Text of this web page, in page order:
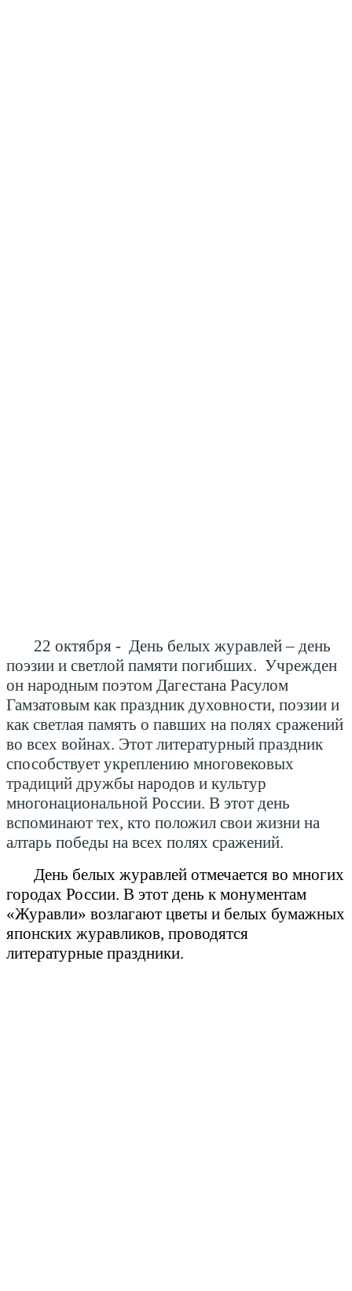
22 октября - День белых журавлей – день
поэзии и светлой памяти погибших. Учрежден
он народным поэтом Дагестана Расулом
Гамзатовым как праздник духовности, поэзии и
как светлая память о павших на полях сражений
во всех войнах. Этот литературный праздник
способствует укреплению многовековых
традиций дружбы народов и культур
многонациональной России. В этот день
вспоминают тех, кто положил свои жизни на
алтарь победы на всех полях сражений.
День белых журавлей отмечается во многих
городах России. В этот день к монументам
«Журавли» возлагают цветы и белых бумажных
японских журавликов, проводятся
литературные праздники.